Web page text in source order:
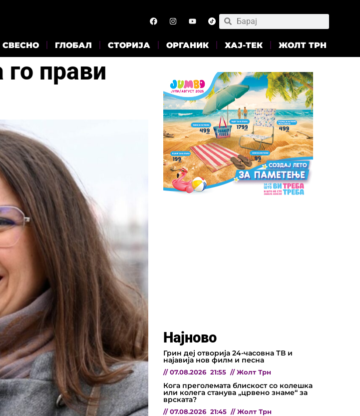
СВЕСНО ГЛОБАЛ СТОРИЈА ОРГАНИК ХАЈ-ТЕК ЖОЛТ ТРН
прави
Најново
Грин деј отворија 24-часовна ТВ и
најавија нов филм и песна
// 07.08.2026 21:55 // Жолт Трн
Кога преголемата блискост со колешка
или колега станува „црвено знаме“ за
врската?
// 07.08.2026 21:45 // Жолт Трн